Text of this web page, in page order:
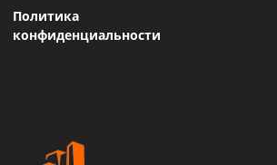
Политика
конфиденциальности